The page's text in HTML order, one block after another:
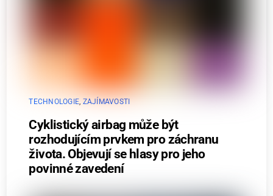
TECHNOLOGIE ZAJÍMAVOSTI
Cyklistický airbag může být
rozhodujícím prvkem pro záchranu
života. Objevují se hlasy pro jeho
povinné zavedení